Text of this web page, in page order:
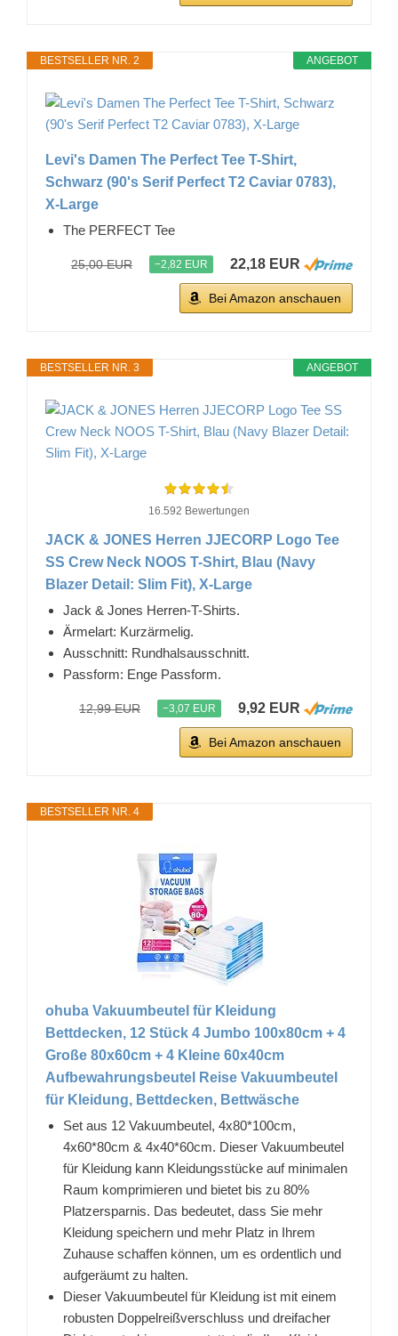
ANGEBOT
BESTSELLER NR. 2
Levi's Damen The Perfect Tee T-Shirt,
Schwarz (90's Serif Perfect T2 Caviar 0783),
X-Large
The PERFECT Tee
25,00 EUR −2,82 EUR 22,18 EUR
Bei Amazon anschauen
ANGEBOT
BESTSELLER NR. 3
16.592 Bewertungen
JACK & JONES Herren JJECORP Logo Tee
SS Crew Neck NOOS T-Shirt, Blau (Navy
Blazer Detail: Slim Fit), X-Large
Jack & Jones Herren-T-Shirts.
Ärmelart: Kurzärmelig.
Ausschnitt: Rundhalsausschnitt.
Passform: Enge Passform.
12,99 EUR −3,07 EUR 9,92 EUR
Bei Amazon anschauen
BESTSELLER NR. 4
ohuba Vakuumbeutel für Kleidung
Bettdecken, 12 Stück 4 Jumbo 100x80cm + 4
Große 80x60cm + 4 Kleine 60x40cm
Aufbewahrungsbeutel Reise Vakuumbeutel
für Kleidung, Bettdecken, Bettwäsche
Set aus 12 Vakuumbeutel, 4x80*100cm,
4x60*80cm & 4x40*60cm. Dieser Vakuumbeutel
für Kleidung kann Kleidungsstücke auf minimalen
Raum komprimieren und bietet bis zu 80%
Platzersparnis. Das bedeutet, dass Sie mehr
Kleidung speichern und mehr Platz in Ihrem
Zuhause schaffen können, um es ordentlich und
aufgeräumt zu halten.
Dieser Vakuumbeutel für Kleidung ist mit einem
robusten Doppelreißverschluss und dreifacher